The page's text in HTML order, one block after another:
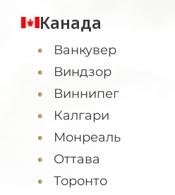
Канада
Ванкувер
Виндзор
Виннипег
Калгари
Монреаль
Оттава
Торонто